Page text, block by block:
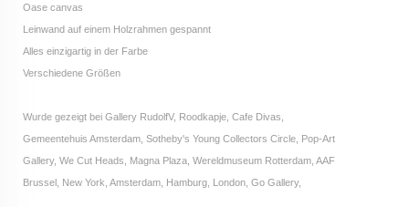
Oase canvas
Leinwand auf einem Holzrahmen gespannt
Alles einzigartig in der Farbe
Verschiedene Größen
Wurde gezeigt bei Gallery RudolfV, Roodkapje, Cafe Divas,
Gemeentehuis Amsterdam, Sotheby's Young Collectors Circle, Pop-Art
Gallery, We Cut Heads, Magna Plaza, Wereldmuseum Rotterdam, AAF
Brussel, New York, Amsterdam, Hamburg, London, Go Gallery,